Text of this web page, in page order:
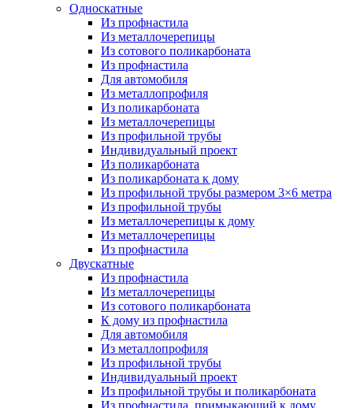
Односкатные
Из профнастила
Из металлочерепицы
Из сотового поликарбоната
Из профнастила
Для автомобиля
Из металлопрофиля
Из поликарбоната
Из металлочерепицы
Из профильной трубы
Индивидуальный проект
Из поликарбоната
Из поликарбоната к дому
Из профильной трубы размером 3×6 метра
Из профильной трубы
Из металлочерепицы к дому
Из металлочерепицы
Из профнастила
Двускатные
Из профнастила
Из металлочерепицы
Из сотового поликарбоната
К дому из профнастила
Для автомобиля
Из металлопрофиля
Из профильной трубы
Индивидуальный проект
Из профильной трубы и поликарбоната
Из профнастила, примыкающий к дому